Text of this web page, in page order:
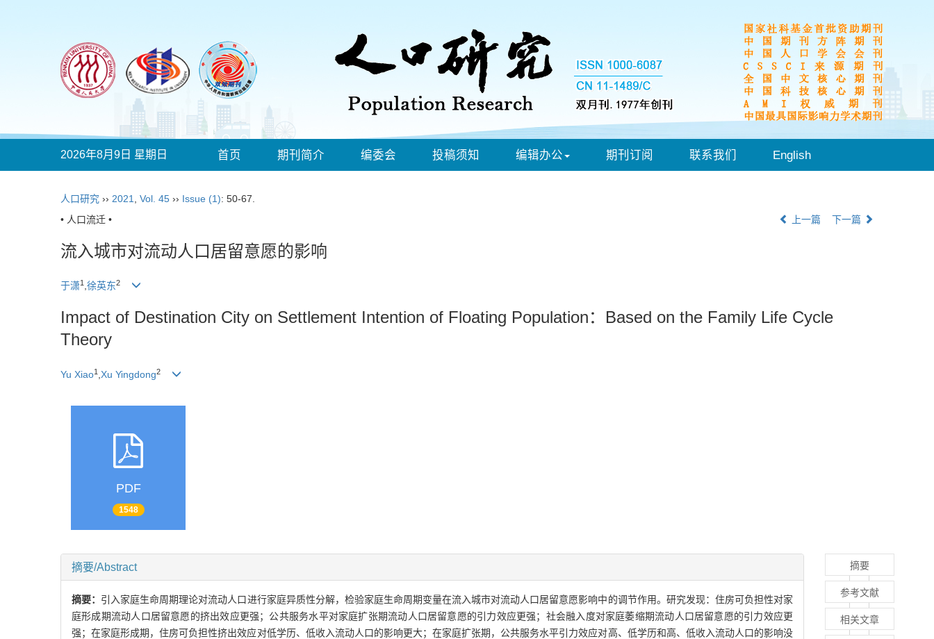
2026年8月9日 星期日 首页 期刊简介 编委会 投稿须知 编辑办公 期刊订阅 联系我们 English
人口研究 ›› 2021 Vol. 45 ›› Issue (1): 50-67.
• 人口流迁 •
上一篇 下一篇
流入城市对流动人口居留意愿的影响
于潇1 ,徐英东2
Impact of Destination City on Settlement Intention of Floating Population：Based on the Family Life Cycle
Theory
Yu Xiao1 Xu Yingdong2
PDF
1548
摘要/Abstract
摘要： 引入家庭生命周期理论对流动人口进行家庭异质性分解，检验家庭生命周期变量在流入城市对流动人口居留意愿影响中的调节作用。研究发现：住房可负担性对家
庭形成期流动人口居留意愿的挤出效应更强；公共服务水平对家庭扩张期流动人口居留意愿的引力效应更强；社会融入度对家庭萎缩期流动人口居留意愿的引力效应更
强；在家庭形成期，住房可负担性挤出效应对低学历、低收入流动人口的影响更大；在家庭扩张期，公共服务水平引力效应对高、低学历和高、低收入流动人口的影响没
摘要
参考文献
相关文章